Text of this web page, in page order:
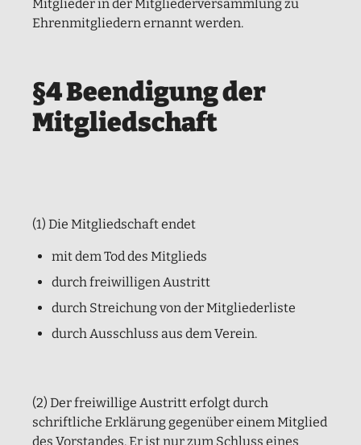
Mitglieder in der Mitgliederversammlung zu
Ehrenmitgliedern ernannt werden.
§4 Beendigung der
Mitgliedschaft
(1) Die Mitgliedschaft endet
mit dem Tod des Mitglieds
durch freiwilligen Austritt
durch Streichung von der Mitgliederliste
durch Ausschluss aus dem Verein.
(2) Der freiwillige Austritt erfolgt durch
schriftliche Erklärung gegenüber einem Mitglied
des Vorstandes. Er ist nur zum Schluss eines